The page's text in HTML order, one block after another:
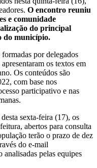
O encontro reuniu
e comunidade
do principal
do município.
por delegados
os textos em
Os conteúdos são
com base nos
participativo e nas
sexta-feira (17), os
abertos para consulta
terão o prazo de dez
do e-mail
pelas equipes